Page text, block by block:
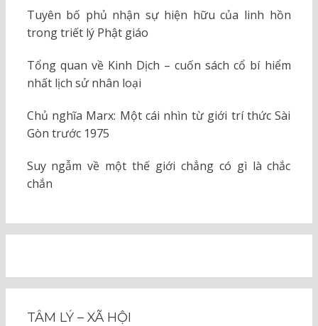
Tuyên bố phủ nhận sự hiện hữu của linh hồn
trong triết lý Phật giáo
Tổng quan về Kinh Dịch – cuốn sách cổ bí hiểm
nhất lịch sử nhân loại
Chủ nghĩa Marx: Một cái nhìn từ giới trí thức Sài
Gòn trước 1975
Suy ngẫm về một thế giới chẳng có gì là chắc
chắn
TÂM LÝ – XÃ HỘI